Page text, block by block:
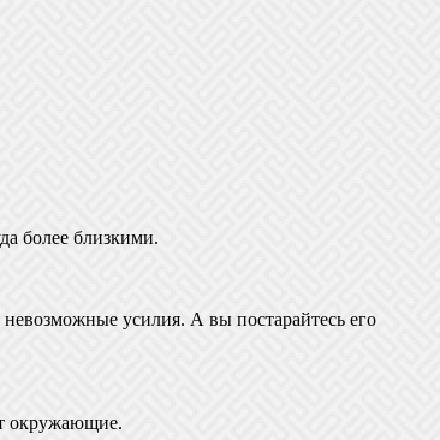
более близкими.
усилия. А вы постарайтесь его
окружающие.